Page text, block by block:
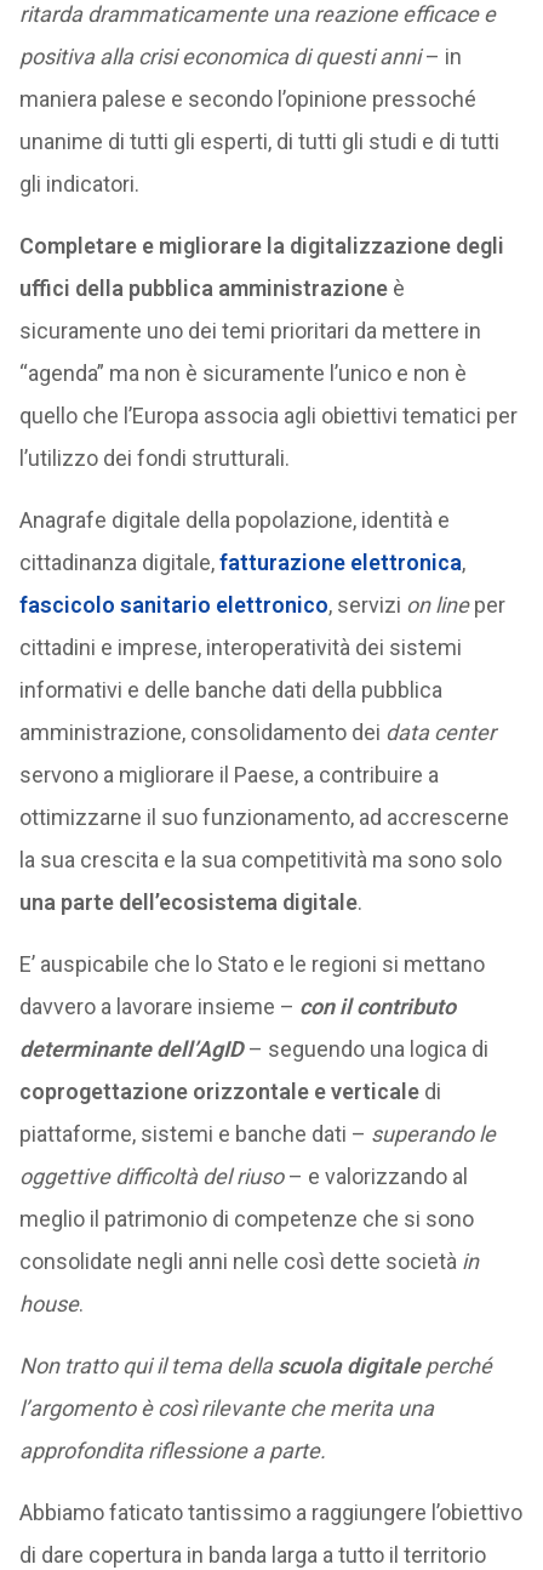
ritarda drammaticamente una reazione efficace e
positiva alla crisi economica di questi anni– in
maniera palese e secondo l’opinione pressoché
unanime di tutti gli esperti, di tutti gli studi e di tutti
gli indicatori.
Completare e migliorare la digitalizzazione degli
uffici della pubblica amministrazioneè
sicuramente uno dei temi prioritari da mettere in
“agenda” ma non è sicuramente l’unico e non è
quello che l’Europa associa agli obiettivi tematici per
l’utilizzo dei fondi strutturali.
Anagrafe digitale della popolazione, identità e
cittadinanza digitale,fatturazione elettronica,
fascicolo sanitario elettronico, servizi on lineper
cittadini e imprese, interoperatività dei sistemi
informativi e delle banche dati della pubblica
amministrazione, consolidamento dei data center
servono a migliorare il Paese, a contribuire a
ottimizzarne il suo funzionamento, ad accrescerne
la sua crescita e la sua competitività ma sono solo
una parte dell’ecosistema digitale.
E’ auspicabile che lo Stato e le regioni si mettano
davvero a lavorare insieme – con il contributo
determinante dell’AgID– seguendo una logica di
coprogettazione orizzontale e verticaledi
piattaforme, sistemi e banche dati – superando le
oggettive difficoltà del riuso– e valorizzando al
meglio il patrimonio di competenze che si sono
consolidate negli anni nelle così dette società in
house.
Non tratto qui il tema dellascuola digitaleperché
l’argomento è così rilevante che merita una
approfondita riflessione a parte.
Abbiamo faticato tantissimo a raggiungere l’obiettivo
di dare copertura in banda larga a tutto il territorio